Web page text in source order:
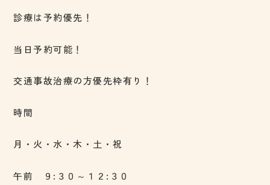
診療は予約優先！
当日予約可能！
交通事故治療の方優先枠有り！
時間
月・火・水・木・土・祝
午前 ９:３０～１２:３０